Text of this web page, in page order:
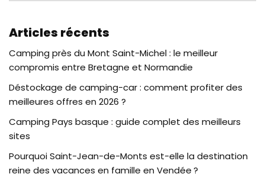
Articles récents
Camping près du Mont Saint-Michel : le meilleur
compromis entre Bretagne et Normandie
Déstockage de camping-car : comment profiter des
meilleures offres en 2026 ?
Camping Pays basque : guide complet des meilleurs
sites
Pourquoi Saint-Jean-de-Monts est-elle la destination
reine des vacances en famille en Vendée ?